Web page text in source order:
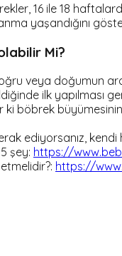
16 ile 18
yaşandığını
Mi?
veya doğumun
ilk yapılması
böbrek
ediyorsanız,
şey: https://
https://